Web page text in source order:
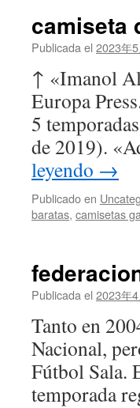
camiseta
Publicada el 2023年
↑ «Imanol
Europa
5
de 2019).
leyendo →
Publicado en
baratas, camisetas
Publicada el 2023年
Tanto en
Nacional,
Fútbol Sala.
temporada